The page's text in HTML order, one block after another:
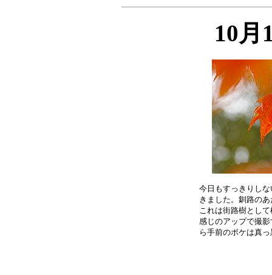
10月
今日もすっきりし
きました。釧路の
これは街路樹とし
感じのアップで撮